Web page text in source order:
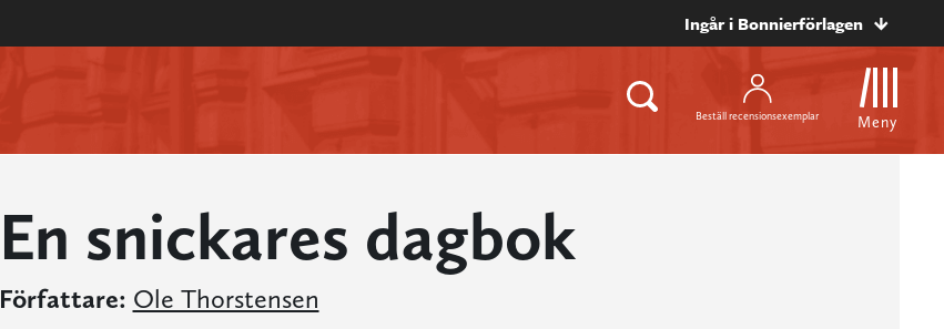
Ingår i Bonnierförlagen
Beställ recensionsexemplar Meny
En snickares dagbok
Författare: Ole Thorstensen